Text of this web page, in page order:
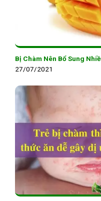
Bị Chàm Nên Bổ Sung
27/07/2021